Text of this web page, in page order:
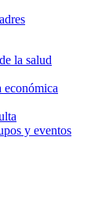
la salud
económica
y eventos